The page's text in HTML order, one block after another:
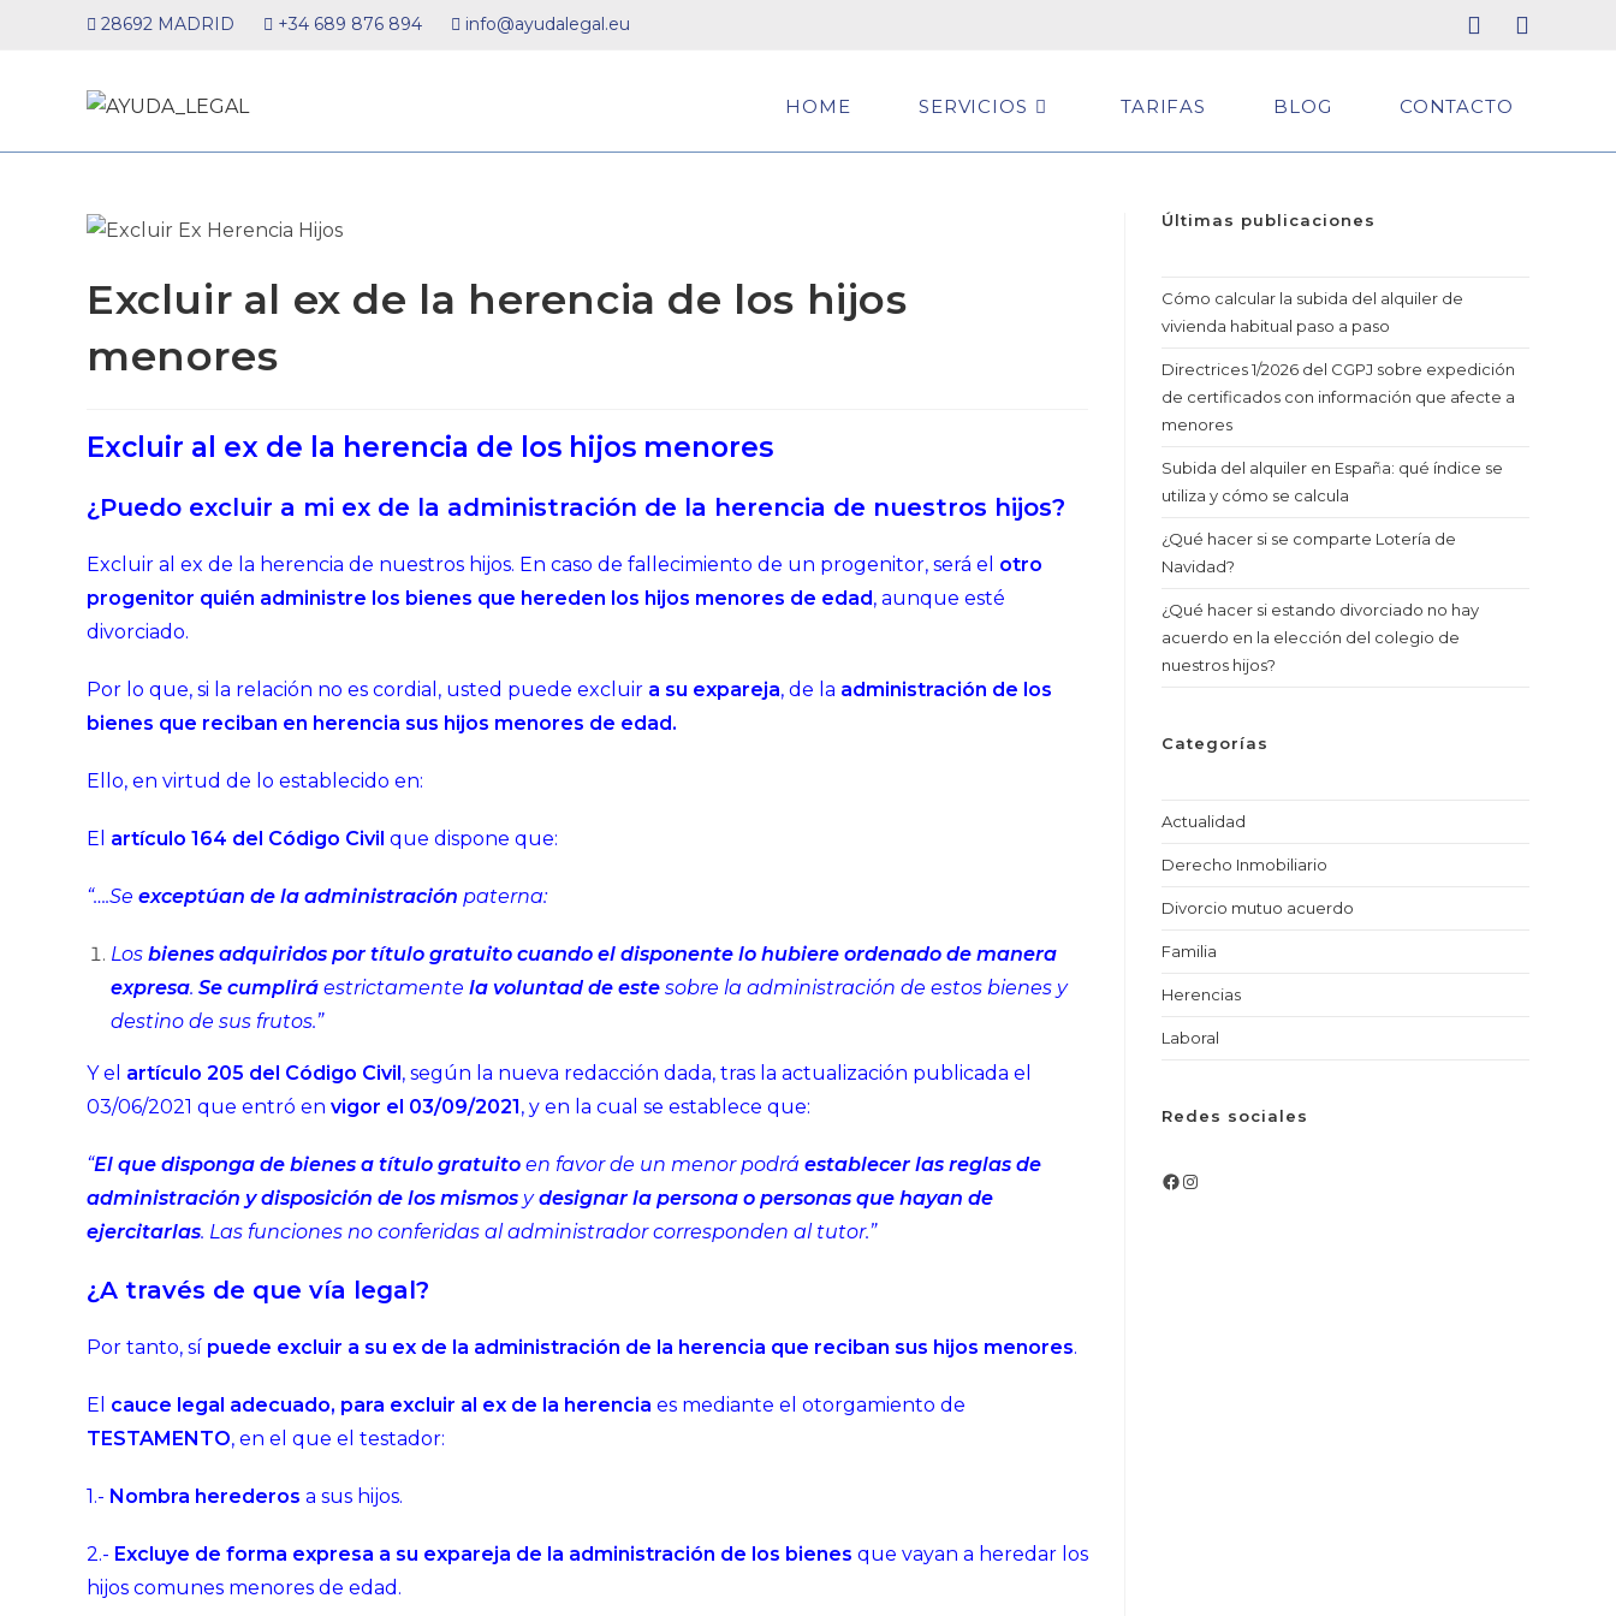
28692 MADRID +34 689 876 894 info@ayudalegal.eu
HOME SERVICIOS TARIFAS BLOG CONTACTO
Excluir al ex de la herencia de los hijos
menores
Excluir al ex de la herencia de los hijos menores
¿Puedo excluir a mi ex de la administración de la herencia de nuestros hijos?
Excluir al ex de la herencia de nuestros hijos. En caso de fallecimiento de un progenitor, será el otro
progenitor quién administre los bienes que hereden los hijos menores de edad, aunque esté
divorciado.
Por lo que, si la relación no es cordial, usted puede excluir a su expareja, de la administración de los
bienes que reciban en herencia sus hijos menores de edad.
Ello, en virtud de lo establecido en:
El artículo 164 del Código Civil que dispone que:
“….Se exceptúan de la administración paterna:
Los bienes adquiridos por título gratuito cuando el disponente lo hubiere ordenado de manera
expresa. Se cumplirá estrictamente la voluntad de este sobre la administración de estos bienes y
destino de sus frutos.”
Y el artículo 205 del Código Civil, según la nueva redacción dada, tras la actualización publicada el
03/06/2021 que entró en vigor el 03/09/2021, y en la cual se establece que:
“El que disponga de bienes a título gratuito en favor de un menor podrá establecer las reglas de
administración y disposición de los mismos ydesignar la persona o personas que hayan de
ejercitarlas. Las funciones no conferidas al administrador corresponden al tutor.”
¿A través de que vía legal?
Por tanto, sí puede excluir a su ex de la administración de la herencia que reciban sus hijos menores.
El cauce legal adecuado, para excluir al ex de la herencia es mediante el otorgamiento de
TESTAMENTO, en el que el testador:
1.- Nombra herederos a sus hijos.
2.- Excluye de forma expresa a su expareja de la administración de los bienes que vayan a heredar los
hijos comunes menores de edad.
Últimas publicaciones
Cómo calcular la subida del alquiler de
vivienda habitual paso a paso
Directrices 1/2026 del CGPJ sobre expedición
de certificados con información que afecte a
menores
Subida del alquiler en España: qué índice se
utiliza y cómo se calcula
¿Qué hacer si se comparte Lotería de
Navidad?
¿Qué hacer si estando divorciado no hay
acuerdo en la elección del colegio de
nuestros hijos?
Categorías
Actualidad
Derecho Inmobiliario
Divorcio mutuo acuerdo
Familia
Herencias
Laboral
Redes sociales
Facebook Instagram